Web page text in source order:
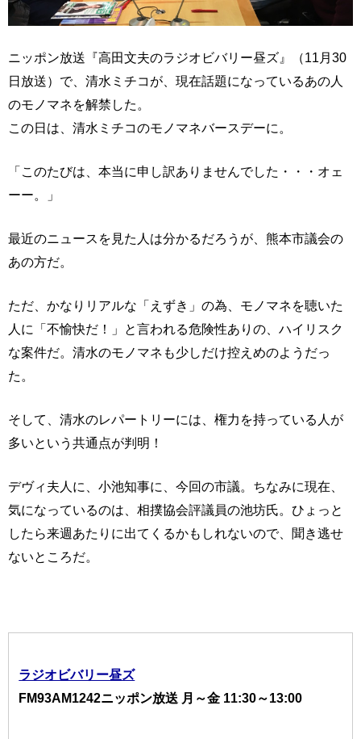
ニッポン放送『高田文夫のラジオビバリー昼ズ』（11月30
日放送）で、清水ミチコが、現在話題になっているあの人
のモノマネを解禁した。
この日は、清水ミチコのモノマネバースデーに。
「このたびは、本当に申し訳ありませんでした・・・オェ
ーー。」
最近のニュースを見た人は分かるだろうが、熊本市議会の
あの方だ。
ただ、かなりリアルな「えずき」の為、モノマネを聴いた
人に「不愉快だ！」と言われる危険性ありの、ハイリスク
な案件だ。清水のモノマネも少しだけ控えめのようだっ
た。
そして、清水のレパートリーには、権力を持っている人が
多いという共通点が判明！
デヴィ夫人に、小池知事に、今回の市議。ちなみに現在、
気になっているのは、相撲協会評議員の池坊氏。ひょっと
したら来週あたりに出てくるかもしれないので、聞き逃せ
ないところだ。
ラジオビバリー昼ズ
FM93AM1242ニッポン放送 月～金 11:30～13:00